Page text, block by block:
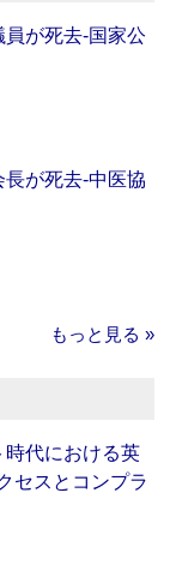
員が死去‐国家公
長が死去‐中医協
もっと見る »
時代における英
セスとコンプラ